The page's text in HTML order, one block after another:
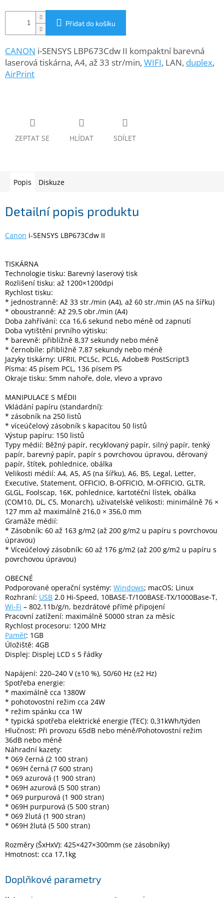
Gaming
Telefony
tablety
Dílna
spotřebiče
Počítače
a
Domácnost
%
Black
Friday
VÝPRODEJ
Akční
zboží
TONERY
A
CARTRIDGE
OEM
Sestavy
počítačů
Inpraise
Kamerové
systémy
MILESIGHT
Doprodej
Přihlášení
Přidat do košíku
CANON i-SENSYS LBP673Cdw II kompaktní barevná
laserová tiskárna, A4, až 33 str/min, WIFI, LAN, duplex,
AirPrint
ZEPTAT SE HLÍDAT SDÍLET
Popis Diskuze
Detailní popis produktu
Canon i-SENSYS LBP673Cdw II
TISKÁRNA
Technologie tisku: Barevný laserový tisk
Rozlišení tisku: až 1200×1200dpi
Rychlost tisku:
* jednostranně: Až 33 str./min (A4), až 60 str./min (A5 na šířku)
* oboustranně: Až 29,5 obr./min (A4)
Doba zahřívání: cca 16,6 sekund nebo méně od zapnutí
Doba vytištění prvního výtisku:
* barevně: přibližně 8,37 sekundy nebo méně
* černobíle: přibližně 7,87 sekundy nebo méně
Jazyky tiskárny: UFRII, PCL5c, PCL6, Adobe® PostScript3
Písma: 45 písem PCL, 136 písem PS
Okraje tisku: 5mm nahoře, dole, vlevo a vpravo
MANIPULACE S MÉDII
Vkládání papíru (standardní):
* zásobník na 250 listů
* víceúčelový zásobník s kapacitou 50 listů
Výstup papíru: 150 listů
Typy médií: Běžný papír, recyklovaný papír, silný papír, tenký
papír, barevný papír, papír s povrchovou úpravou, děrovaný
papír, štítek, pohlednice, obálka
Velikosti médií: A4, A5, A5 (na šířku), A6, B5, Legal, Letter,
Executive, Statement, OFFICIO, B-OFFICIO, M-OFFICIO, GLTR,
GLGL, Foolscap, 16K, pohlednice, kartotéční lístek, obálka
(COM10, DL, C5, Monarch), uživatelské velikosti: minimálně 76 ×
127 mm až maximálně 216,0 × 356,0 mm
Gramáže médií:
* Zásobník: 60 až 163 g/m2 (až 200 g/m2 u papíru s povrchovou
úpravou)
* Víceúčelový zásobník: 60 až 176 g/m2 (až 200 g/m2 u papíru s
povrchovou úpravou)
OBECNÉ
Podporované operační systémy: Windows; macOS; Linux
Rozhraní: USB 2.0 Hi-Speed, 10BASE-T/100BASE-TX/1000Base-T,
Wi-Fi – 802.11b/g/n, bezdrátové přímé připojení
Pracovní zatížení: maximálně 50000 stran za měsíc
Rychlost procesoru: 1200 MHz
Paměť: 1GB
Úložiště: 4GB
Displej: Displej LCD s 5 řádky
Napájení: 220–240 V (±10 %), 50/60 Hz (±2 Hz)
Spotřeba energie:
* maximálně cca 1380W
* pohotovostní režim cca 24W
* režim spánku cca 1W
* typická spotřeba elektrické energie (TEC): 0,31kWh/týden
Hlučnost: Při provozu 65dB nebo méně/Pohotovostní režim
36dB nebo méně
Náhradní kazety:
* 069 černá (2 100 stran)
* 069H černá (7 600 stran)
* 069 azurová (1 900 stran)
* 069H azurová (5 500 stran)
* 069 purpurová (1 900 stran)
* 069H purpurová (5 500 stran)
* 069 žlutá (1 900 stran)
* 069H žlutá (5 500 stran)
Rozměry (ŠxHxV): 425×427×300mm (se zásobníky)
Hmotnost: cca 17,1kg
Doplňkové parametry